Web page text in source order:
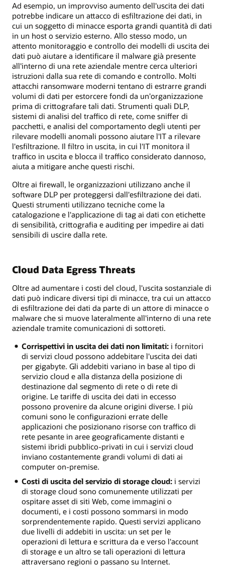
Ad esempio, un improvviso aumento dell'uscita dei dati
potrebbe indicare un attacco di esfiltrazione dei dati, in
cui un soggetto di minacce esporta grandi quantità di dati
in un host o servizio esterno. Allo stesso modo, un
attento monitoraggio e controllo dei modelli di uscita dei
dati può aiutare a identificare il malware già presente
all'interno di una rete aziendale mentre cerca ulteriori
istruzioni dalla sua rete di comando e controllo. Molti
attacchi ransomware moderni tentano di estrarre grandi
volumi di dati per estorcere fondi da un'organizzazione
prima di crittografare tali dati. Strumenti quali DLP,
sistemi di analisi del traffico di rete, come sniffer di
pacchetti, e analisi del comportamento degli utenti per
rilevare modelli anomali possono aiutare l'IT a rilevare
l'esfiltrazione. Il filtro in uscita, in cui l'IT monitora il
traffico in uscita e blocca il traffico considerato dannoso,
aiuta a mitigare anche questi rischi.
Oltre ai firewall, le organizzazioni utilizzano anche il
software DLP per proteggersi dall'esfiltrazione dei dati.
Questi strumenti utilizzano tecniche come la
catalogazione e l'applicazione di tag ai dati con etichette
di sensibilità, crittografia e auditing per impedire ai dati
sensibili di uscire dalla rete.
Cloud Data Egress Threats
Oltre ad aumentare i costi del cloud, l'uscita sostanziale di
dati può indicare diversi tipi di minacce, tra cui un attacco
di esfiltrazione dei dati da parte di un attore di minacce o
malware che si muove lateralmente all'interno di una rete
aziendale tramite comunicazioni di sottoreti.
Corrispettivi in uscita dei dati non limitati:i fornitori
di servizi cloud possono addebitare l'uscita dei dati
per gigabyte. Gli addebiti variano in base al tipo di
servizio cloud e alla distanza della posizione di
destinazione dal segmento di rete o di rete di
origine. Le tariffe di uscita dei dati in eccesso
possono provenire da alcune origini diverse. I più
comuni sono le configurazioni errate delle
applicazioni che posizionano risorse con traffico di
rete pesante in aree geograficamente distanti e
sistemi ibridi pubblico-privati in cui i servizi cloud
inviano costantemente grandi volumi di dati ai
computer on-premise.
Costi di uscita del servizio di storage cloud:i servizi
di storage cloud sono comunemente utilizzati per
ospitare asset di siti Web, come immagini o
documenti, e i costi possono sommarsi in modo
sorprendentemente rapido. Questi servizi applicano
due livelli di addebiti in uscita: un set per le
operazioni di lettura e scrittura da e verso l'account
di storage e un altro se tali operazioni di lettura
attraversano regioni o passano su Internet.